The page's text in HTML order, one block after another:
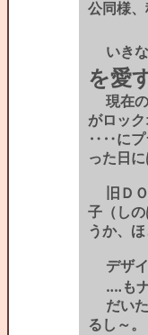
公同様、
いきな
を愛
現在の
がロック
‥‥にプ
った日
旧ＤＯ
子（し
うか、ほ
デザ
‥‥もナ
だいた
るし～。